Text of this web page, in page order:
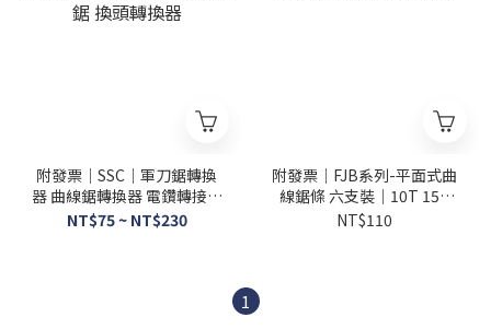
附發票｜SSC｜軍刀鋸轉換
器 曲線鋸轉換器 電鑽轉接鋸
子 電鑽變電鋸 電鑽改裝往復
NT$75 ~ NT$230
附發票｜FJB系列-平面式曲
線鋸條 六支裝｜10T 15T
18T 21T 24T 力山通用
NT$110
1